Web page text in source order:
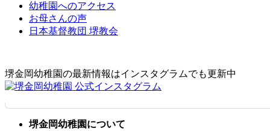
幼稚園へのアクセス
お母さんの声
日本基督教団 堺教会
堺金岡幼稚園の最新情報はインスタグラムでも更新中
堺金岡幼稚園について